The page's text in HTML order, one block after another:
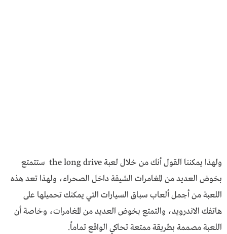
ولهذا يمكننا القول أنك من خلال لعبة the long drive ستتمتع
بخوض العديد من المغامرات الشيقة داخل الصحراء، ولهذا تعد هذه
اللعبة من أجمل ألعاب سباق السيارات التي يمكنك تحميلها على
هاتفك الاندرويد، والتمتع بخوض العديد من المغامرات، وخاصة أن
اللعبة مصممة بطريقة ممتعة تحاكي الواقع تماماً.